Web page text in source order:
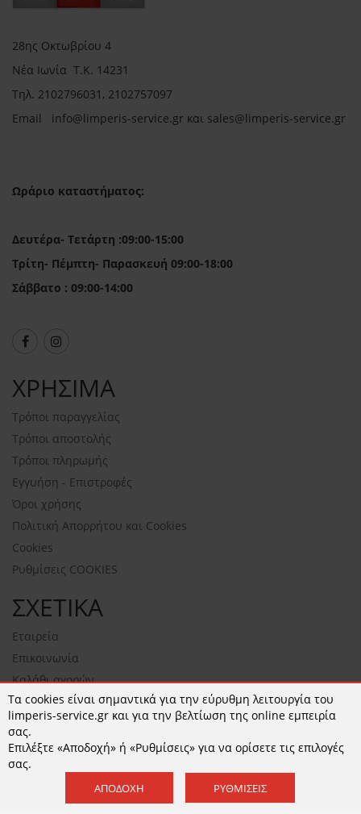
28ης Οκτωβρίου 4
Νέα Ιωνία Τ.Κ. 14231
Τηλ. 2102796031, 2102757097
Email info@limperis-service.gr και sales@limperis-service.gr
Ωράριο καταστήματος:
Δευτέρα- Τετάρτη :09:00-15:00
Τρίτη- Πέμπτη- Παρασκευή 09:00-18:00
Σάββατο : 09:00-14:00
ΧΡΗΣΙΜΑ
Τρόποι παραγγελίας
Τρόποι αποστολής
Τρόποι πληρωμής
Εγγυήση - Επιστροφές
Όροι χρήσης
Πολιτική Απορρήτου και Cookies
Cookies
Ρυθμίσεις COOKIES
ΣΧΕΤΙΚΑ
Εταιρεία
Επικοινωνία
Καλάθι αγορών
NEWSLETTER
ΕΓΓΡΑΦΉ
Αποδέχομαι τουςόρους χρήσηςκαι τηνΠολιτική
Τα cookies είναι σημαντικά για την εύρυθμη λειτουργία του
limperis-service.gr και για την βελτίωση της online εμπειρία
σας.
Επιλέξτε «Αποδοχή» ή «Ρυθμίσεις» για να ορίσετε τις επιλογές
σας.
ΑΠΟΔΟΧΉ ΡΥΘΜΊΣΕΙΣ